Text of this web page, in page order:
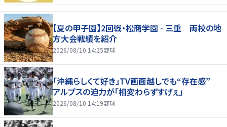
【夏の甲子園】2回戦・松商学園 - 三重 両校の地
方大会戦績を紹介
2026/08/10 14:25野球
「沖縄らしくて好き」TV画面越しでも“存在感”
アルプスの迫力が「相変わらずすげぇ」
2026/08/10 14:19野球